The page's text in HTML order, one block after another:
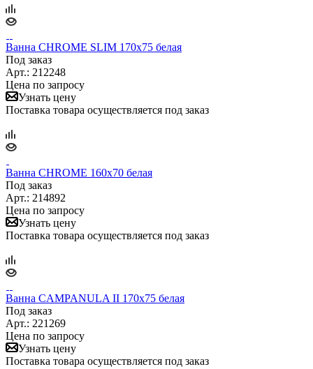
Ванна CHROME SLIM 170х75 белая
Под заказ
Арт.: 212248
Цена по запросу
Узнать цену
Поставка товара осуществляется под заказ
Ванна CHROME 160х70 белая
Под заказ
Арт.: 214892
Цена по запросу
Узнать цену
Поставка товара осуществляется под заказ
Ванна CAMPANULA II 170x75 белая
Под заказ
Арт.: 221269
Цена по запросу
Узнать цену
Поставка товара осуществляется под заказ